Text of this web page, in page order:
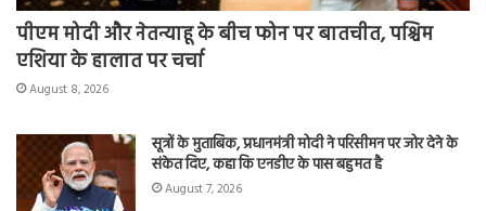
पीएम मोदी और नेतन्याहू के बीच फोन पर बातचीत, पश्चिम
एशिया के हालात पर चर्चा
August 8, 2026
सूत्रों के मुताबिक, प्रधानमंत्री मोदी ने परिसीमन पर जोर देने के
संकेत दिए, कहा कि एनडीए के पास बहुमत है
August 7, 2026